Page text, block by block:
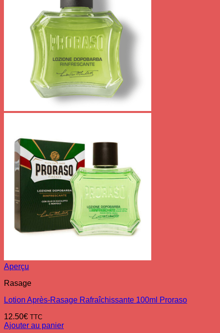
Aperçu
Rasage
Lotion Après-Rasage Rafraîchissante 100ml Proraso
12.50€ TTC
Ajouter au panier